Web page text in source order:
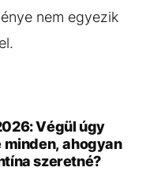
nem egyezik
Végül úgy
minden, ahogyan
szeretné?